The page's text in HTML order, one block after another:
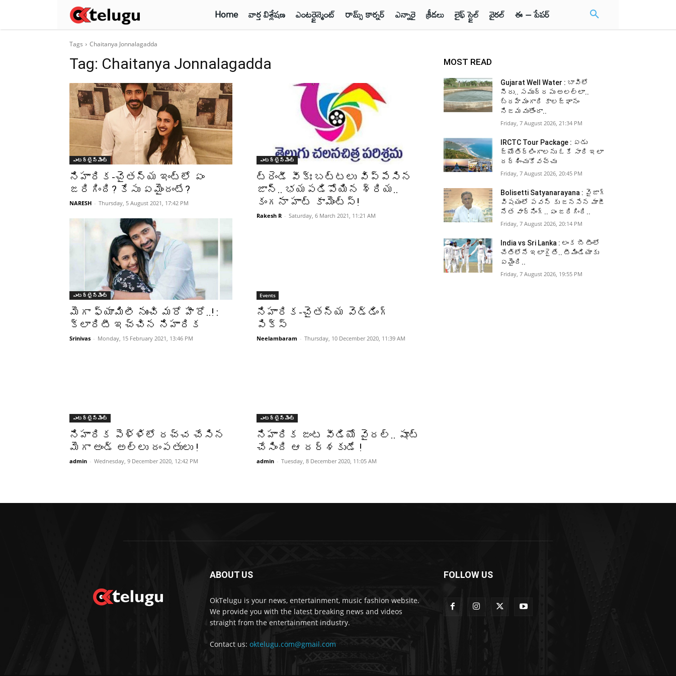
Home వార్త విశ్లేషణ ఎంటర్టైన్మెంట్ రామ్స్ కార్నర్ ఎన్నారై క్రీడలు లైఫ్ స్టైల్ వైరల్ ఈ – పేపర్
Tags Chaitanya Jonnalagadda
Tag: Chaitanya Jonnalagadda
ఎంటర్టైన్మెంట్
నిహారిక-చైతన్య ఇంట్లో ఏం
జరిగింది? కేసు ఏమైందంటే?
NARESH - Thursday, 5 August 2021, 17:42 PM
ఎంటర్టైన్మెంట్
ట్రెండీ వీక్ః బ‌ట్ట‌లు విప్పేసిన
జాన్‌.. భ‌య‌ప‌డిపోయిన శ్రియ‌..
కంగ‌నా హాట్ కామెంట్స్‌!
Rakesh R - Saturday, 6 March 2021, 11:21 AM
ఎంటర్టైన్మెంట్
మెగా ఫ్యామిలీ నుంచి మరో హీరో..! :
క్లారిటీ ఇచ్చిన నిహారిక
Srinivas - Monday, 15 February 2021, 13:46 PM
Events
నిహారిక-చైతన్య వెడ్డింగ్
పిక్స్
Neelambaram - Thursday, 10 December 2020, 11:39 AM
ఎంటర్టైన్మెంట్
నిహారిక పెళ్ళిలో రచ్చ చేసిన
మెగా అండ్ అల్లు దంపతులు !
admin - Wednesday, 9 December 2020, 12:42 PM
ఎంటర్టైన్మెంట్
నిహారిక జంట వీడియో వైరల్.. షూట్
చేసింది ఆ దర్శకుడే !
admin - Tuesday, 8 December 2020, 11:05 AM
MOST READ
Gujarat Well Water : బావిలో
నీరు.. సముద్రపు అలల్లా..
బ్రహ్మంగారి కాలజ్ఞానం
నిజమవుతోందా..
Friday, 7 August 2026, 21:34 PM
IRCTC Tour Package : ఏడు
జ్యోతిర్లింగాలను ఓకే సారి ఇలా
దర్శించుకోవచ్చు
Friday, 7 August 2026, 20:45 PM
Bolisetti Satyanarayana : వైజాగ్
విషయంలో పవన్ కు జనసేన మాజీ
నేత వార్నింగ్.. ఏం జరిగింది..
Friday, 7 August 2026, 20:14 PM
India vs Sri Lanka : లంక బీ టీంలో
చేతిలోనే ఇలాగైతే.. టీమిండియాకు
ఏమైంది..
Friday, 7 August 2026, 19:55 PM
ABOUT US
OkTelugu is your news, entertainment, music fashion website.
We provide you with the latest breaking news and videos
straight from the entertainment industry.
Contact us: oktelugu.com@gmail.com
FOLLOW US